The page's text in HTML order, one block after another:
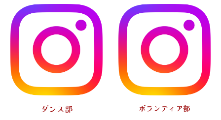
ダンス部 ボランティア部